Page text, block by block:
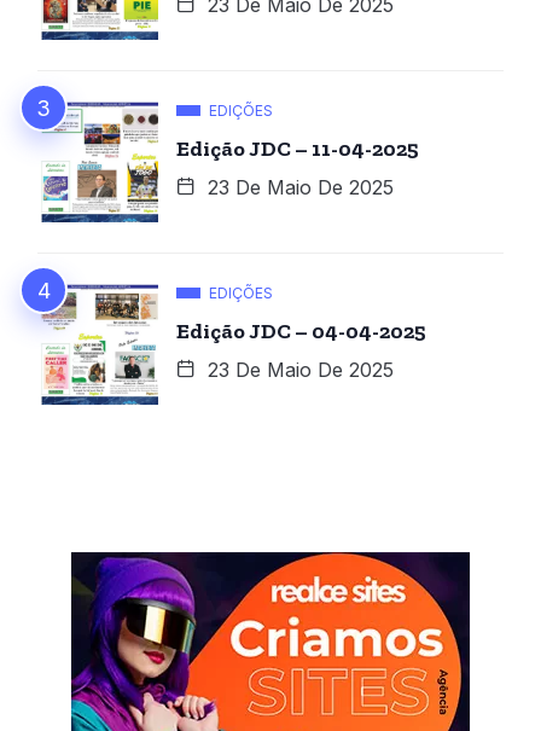
23 De Maio De 2025
EDIÇÕES
Edição JDC – 11-04-2025
23 De Maio De 2025
EDIÇÕES
Edição JDC – 04-04-2025
23 De Maio De 2025